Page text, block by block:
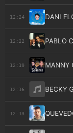
12:24 DANI
12:22 PABLO
12:19 MANNY
12:16 BECKY
12:13